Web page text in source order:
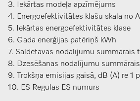
3. Iekārtas modeļa apzīmējums
4. Energoefektivitātes klašu skala no
5. Iekārtas energoefektivitātes klase
6. Gada enerģijas patēriņš kWh
7. Saldētavas nodalījumu summārais
8. Dzesēšanas nodalījumu
9. Trokšņa emisijas gaisā, dB (A) re 1
10. ES Regulas ES numurs